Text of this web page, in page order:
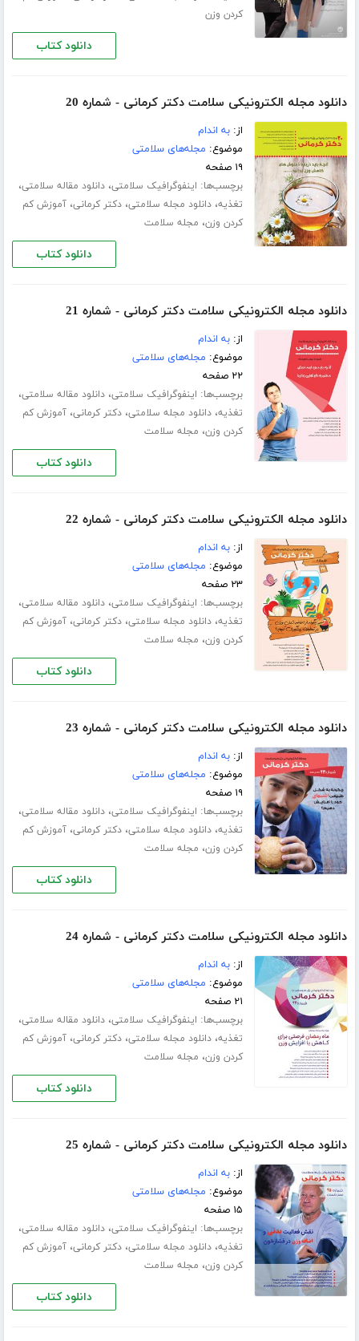
کردن وزن
دانلود کتاب
دانلود مجله الکترونیکی سلامت دکتر کرمانی - شماره 20
از:به اندام
موضوع: مجله‌های سلامتی
۱۹ صفحه
برچسب‌ها: اینفوگرافیک سلامتی،دانلود مقاله سلامتی،
تغذیه،دانلود مجله سلامتی،دکتر کرمانی،آموزش کم
کردن وزن، مجله سلامت
دانلود کتاب
دانلود مجله الکترونیکی سلامت دکتر کرمانی - شماره 21
از:به اندام
موضوع: مجله‌های سلامتی
۲۲ صفحه
برچسب‌ها: اینفوگرافیک سلامتی،دانلود مقاله سلامتی،
تغذیه،دانلود مجله سلامتی،دکتر کرمانی،آموزش کم
کردن وزن، مجله سلامت
دانلود کتاب
دانلود مجله الکترونیکی سلامت دکتر کرمانی - شماره 22
از:به اندام
موضوع: مجله‌های سلامتی
۲۳ صفحه
برچسب‌ها: اینفوگرافیک سلامتی،دانلود مقاله سلامتی،
تغذیه،دانلود مجله سلامتی،دکتر کرمانی،آموزش کم
کردن وزن، مجله سلامت
دانلود کتاب
دانلود مجله الکترونیکی سلامت دکتر کرمانی - شماره 23
از:به اندام
موضوع: مجله‌های سلامتی
۱۹ صفحه
برچسب‌ها: اینفوگرافیک سلامتی،دانلود مقاله سلامتی،
تغذیه،دانلود مجله سلامتی،دکتر کرمانی،آموزش کم
کردن وزن، مجله سلامت
دانلود کتاب
دانلود مجله الکترونیکی سلامت دکتر کرمانی - شماره 24
از:به اندام
موضوع: مجله‌های سلامتی
۲۱ صفحه
برچسب‌ها: اینفوگرافیک سلامتی،دانلود مقاله سلامتی،
تغذیه،دانلود مجله سلامتی،دکتر کرمانی،آموزش کم
کردن وزن، مجله سلامت
دانلود کتاب
دانلود مجله الکترونیکی سلامت دکتر کرمانی - شماره 25
از:به اندام
موضوع: مجله‌های سلامتی
۱۵ صفحه
برچسب‌ها: اینفوگرافیک سلامتی،دانلود مقاله سلامتی،
تغذیه،دانلود مجله سلامتی،دکتر کرمانی،آموزش کم
کردن وزن، مجله سلامت
دانلود کتاب